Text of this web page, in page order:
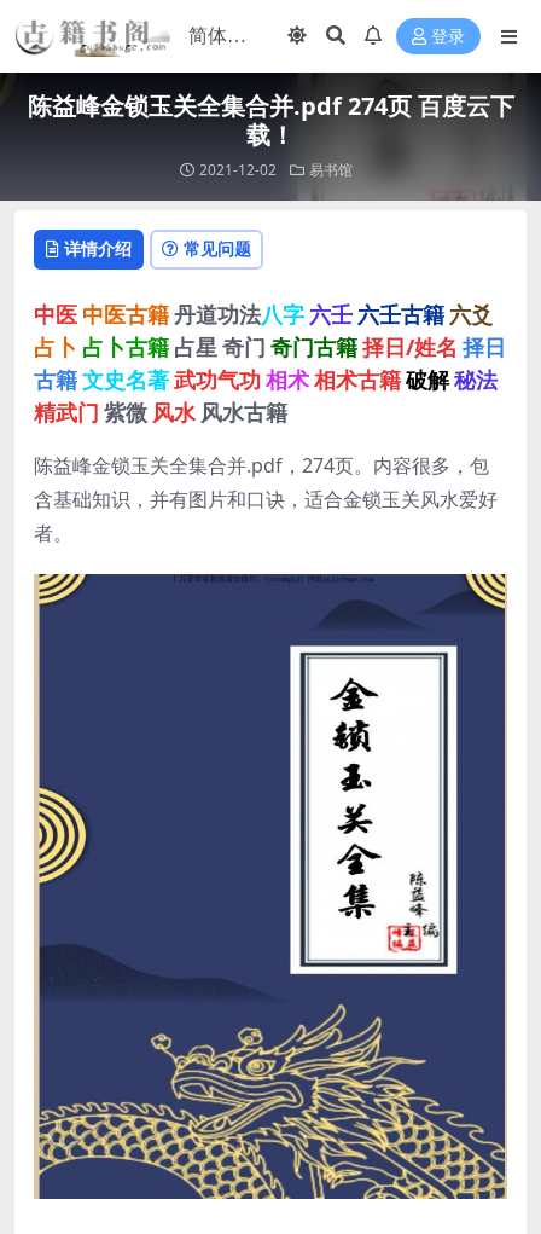
登录
陈益峰金锁玉关全集合并.pdf 274页 百度云下
载！
2021-12-02 易书馆
详情介绍 常见问题
中医 中医古籍丹道功法八字 六壬 六壬古籍 六爻
占卜 占卜古籍 占星 奇门 奇门古籍择日/姓名 择日
古籍文史名著武功气功 相术相术古籍破解秘法
精武门 紫微 风水 风水古籍
陈益峰金锁玉关全集合并.pdf，274页。内容很多，包
含基础知识，并有图片和口诀，适合金锁玉关风水爱好
者。